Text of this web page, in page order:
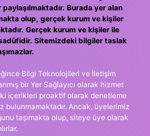
paylaşılmaktadır. Burada yer alan
olup, gerçek kurum ve kişiler
Gerçek kurum ve kişiler ile
Sitemizdeki bilgiler taslak
Bilgi Teknolojileri ve İletişim
bir Yer Sağlayıcı olarak hizmet
içerikleri proaktif olarak denetleme
bulunmamaktadır. Ancak, üyelerimiz
taşımakta olup, siteye üye olarak